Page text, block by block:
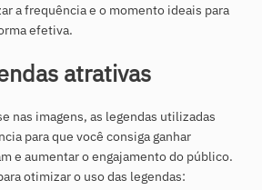
a frequência e o momento ideais para
efetiva.
atrativas
nas imagens, as legendas utilizadas
para que você consiga ganhar
e aumentar o engajamento do público.
otimizar o uso das legendas: